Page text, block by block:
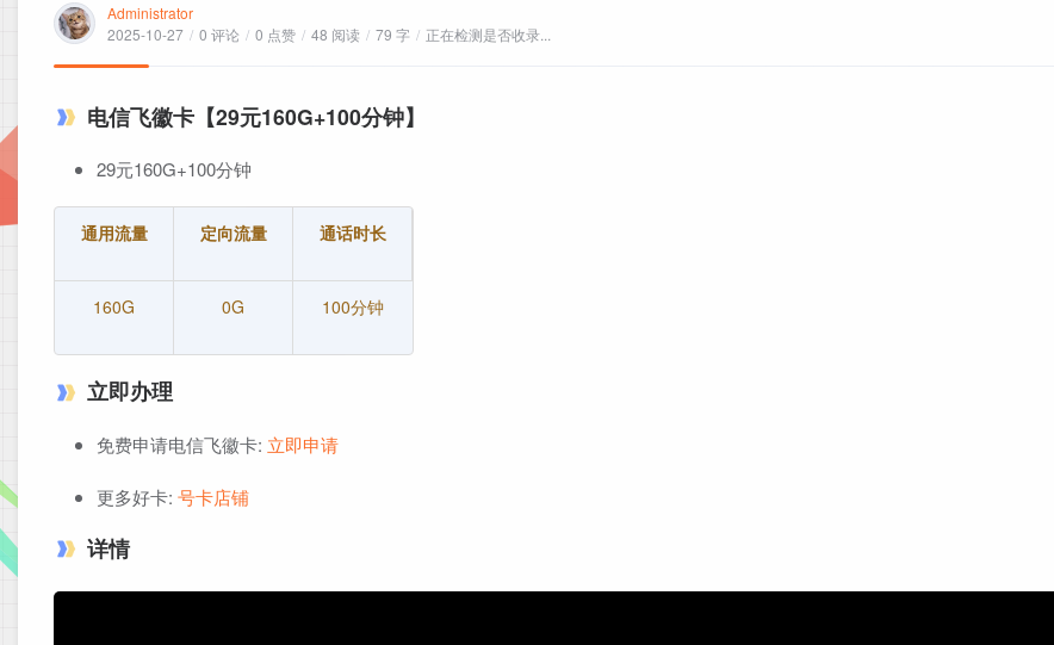
Administrator
2025-10-27 / 0 评论 / 0 点赞 / 48 阅读 / 79 字 / 正在检测是否收录...
电信飞徽卡【29元160G+100分钟】
29元160G+100分钟
通用流量 定向流量 通话时长
160G 0G 100分钟
立即办理
免费申请电信飞徽卡: 立即申请
更多好卡: 号卡店铺
详情